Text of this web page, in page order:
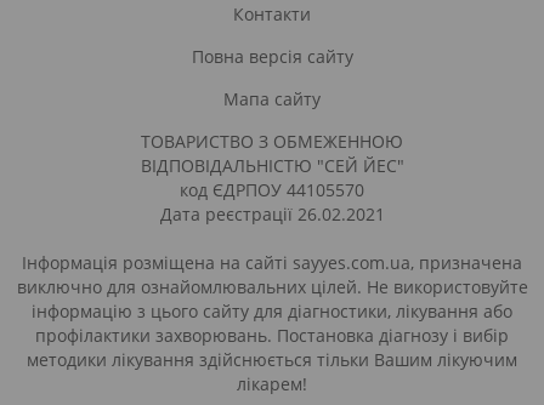
Контакти
Повна версія сайту
Мапа сайту
ТОВАРИСТВО З ОБМЕЖЕННОЮ
ВІДПОВІДАЛЬНІСТЮ "СЕЙ ЙЕС"
код ЄДРПОУ 44105570
Дата реєстрації 26.02.2021
Інформація розміщена на сайті sayyes.com.ua, призначена
виключно для ознайомлювальних цілей. Не використовуйте
інформацію з цього сайту для діагностики, лікування або
профілактики захворювань. Постановка діагнозу і вибір
методики лікування здійснюється тільки Вашим лікуючим
лікарем!